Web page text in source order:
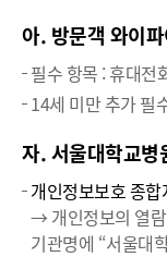
아. 방문객 와이
필수 항목 : 휴대전
14세 미만 추가 필
자. 서울대학교병
개인정보보호 종
→ 개인정보의 열
기관명에 “서울대